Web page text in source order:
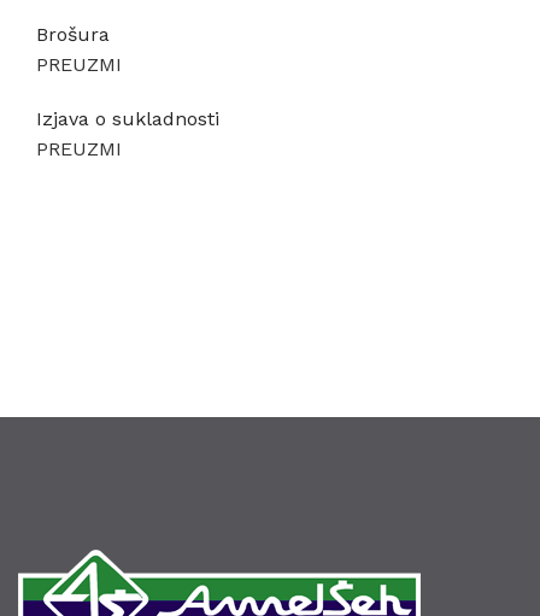
Brošura
PREUZMI
Izjava o sukladnosti
PREUZMI